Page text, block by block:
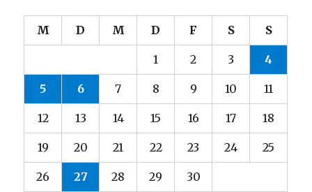
M D M D F S S
1 2 3 4
5 6 7 8 9 10 11
12 13 14 15 16 17 18
19 20 21 22 23 24 25
26 27 28 29 30